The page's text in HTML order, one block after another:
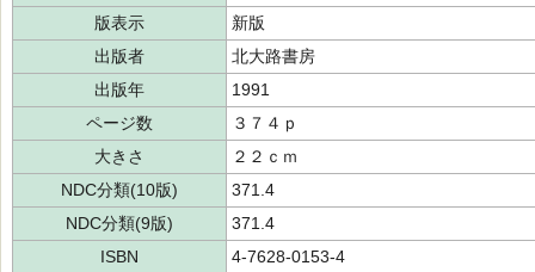
版表示
新版
出版者
北大路書房
出版年
1991
ページ数
３７４ｐ
大きさ
２２ｃｍ
NDC分類(10版)
371.4
NDC分類(9版)
371.4
ISBN
4-7628-0153-4